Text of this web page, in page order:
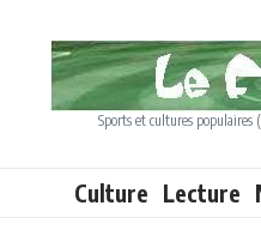
Sports et cultures populaires
Culture Lecture